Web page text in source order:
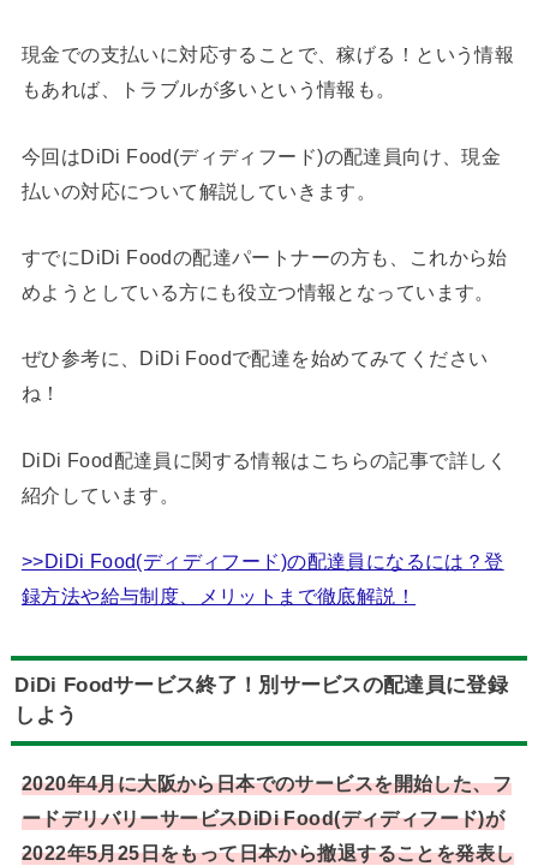
現金での支払いに対応することで、稼げる！という情報
もあれば、トラブルが多いという情報も。
今回はDiDi Food(ディディフード)の配達員向け、現金
払いの対応について解説していきます。
すでにDiDi Foodの配達パートナーの方も、これから始
めようとしている方にも役立つ情報となっています。
ぜひ参考に、DiDi Foodで配達を始めてみてください
ね！
DiDi Food配達員に関する情報はこちらの記事で詳しく
紹介しています。
>>DiDi Food(ディディフード)の配達員になるには？登
録方法や給与制度、メリットまで徹底解説！
DiDi Foodサービス終了！別サービスの配達員に登録
しよう
2020年4月に大阪から日本でのサービスを開始した、フ
ードデリバリーサービスDiDi Food(ディディフード)が
2022年5月25日をもって日本から撤退することを発表し